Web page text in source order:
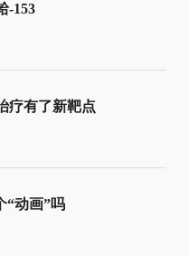
-153
疗有了新靶点
“动画”吗